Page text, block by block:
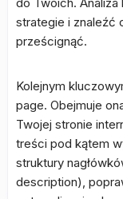
strategie i znaleźć
prześcignąć.
Kolejnym
page. Obejmuje
Twojej stronie
treści pod kątem
struktury
description),